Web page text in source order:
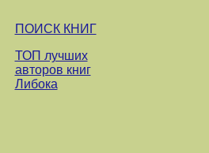
ПОИСК КНИГ
ТОП лучших
авторов книг
Либока